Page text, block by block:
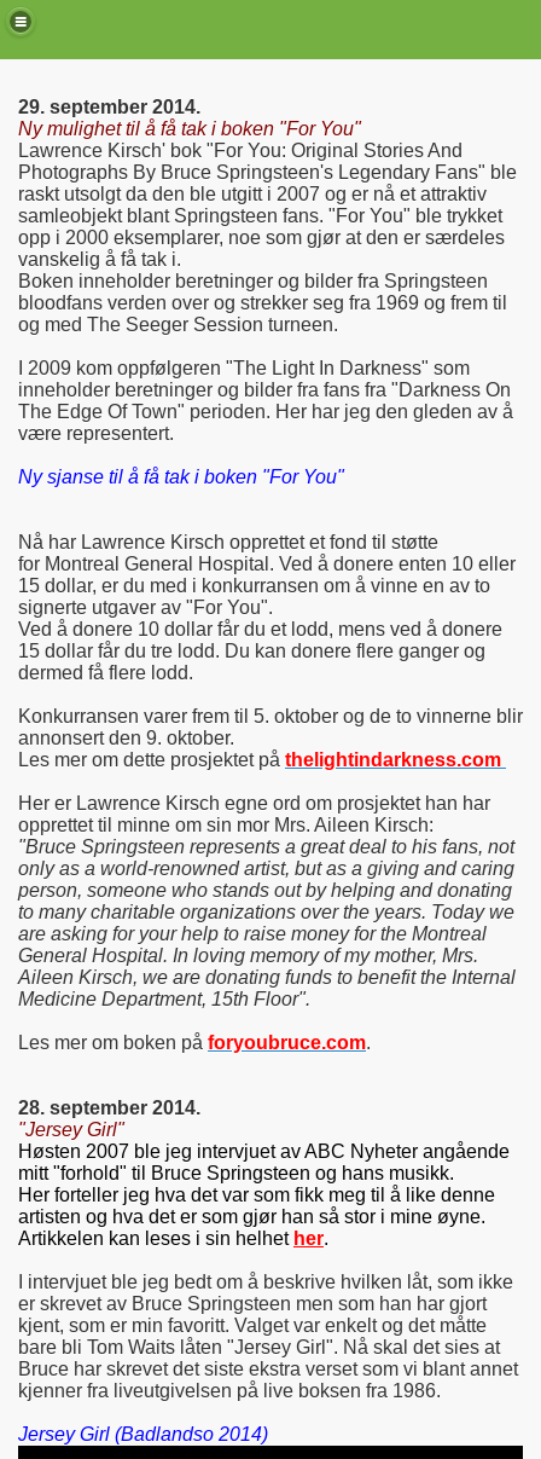
29. september 2014.
Ny mulighet til å få tak i boken "For You"
Lawrence Kirsch' bok "For You: Original Stories And
Photographs By Bruce Springsteen's Legendary Fans" ble
raskt utsolgt da den ble utgitt i 2007 og er nå et attraktiv
samleobjekt blant Springsteen fans. "For You" ble trykket
opp i 2000 eksemplarer, noe som gjør at den er særdeles
vanskelig å få tak i.
Boken inneholder beretninger og bilder fra Springsteen
bloodfans verden over og strekker seg fra 1969 og frem til
og med The Seeger Session turneen.
I 2009 kom oppfølgeren "The Light In Darkness" som
inneholder beretninger og bilder fra fans fra "Darkness On
The Edge Of Town" perioden. Her har jeg den gleden av å
være representert.
Ny sjanse til å få tak i boken "For You"
Nå har Lawrence Kirsch opprettet et fond til støtte
for Montreal General Hospital. Ved å donere enten 10 eller
15 dollar, er du med i konkurransen om å vinne en av to
signerte utgaver av "For You".
Ved å donere 10 dollar får du et lodd, mens ved å donere
15 dollar får du tre lodd. Du kan donere flere ganger og
dermed få flere lodd.
Konkurransen varer frem til 5. oktober og de to vinnerne blir
annonsert den 9. oktober.
Les mer om dette prosjektet på thelightindarkness.com
Her er Lawrence Kirsch egne ord om prosjektet han har
opprettet til minne om sin mor Mrs. Aileen Kirsch:
"Bruce Springsteen represents a great deal to his fans, not
only as a world-renowned artist, but as a giving and caring
person, someone who stands out by helping and donating
to many charitable organizations over the years. Today we
are asking for your help to raise money for the Montreal
General Hospital. In loving memory of my mother, Mrs.
Aileen Kirsch, we are donating funds to benefit the Internal
Medicine Department, 15th Floor".
Les mer om boken på foryoubruce.com.
28. september 2014.
"Jersey Girl"
Høsten 2007 ble jeg intervjuet av ABC Nyheter angående
mitt "forhold" til Bruce Springsteen og hans musikk.
Her forteller jeg hva det var som fikk meg til å like denne
artisten og hva det er som gjør han så stor i mine øyne.
Artikkelen kan leses i sin helhet her.
I intervjuet ble jeg bedt om å beskrive hvilken låt, som ikke
er skrevet av Bruce Springsteen men som han har gjort
kjent, som er min favoritt. Valget var enkelt og det måtte
bare bli Tom Waits låten "Jersey Girl". Nå skal det sies at
Bruce har skrevet det siste ekstra verset som vi blant annet
kjenner fra liveutgivelsen på live boksen fra 1986.
Jersey Girl (Badlandso 2014)